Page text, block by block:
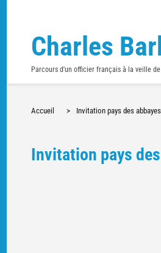
Charles
Parcours d'un officier français à la veille
Accueil > Invitation pays des abbayes
Invitation pays